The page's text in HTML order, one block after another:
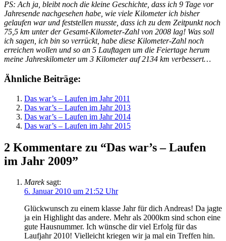
PS: Ach ja, bleibt noch die kleine Geschichte, dass ich 9 Tage vor
Jahresende nachgesehen habe, wie viele Kilometer ich bisher
gelaufen war und feststellen musste, dass ich zu dem Zeitpunkt noch
75,5 km unter der Gesamt-Kilometer-Zahl von 2008 lag! Was soll
ich sagen, ich bin so verrückt, habe diese Kilometer-Zahl noch
erreichen wollen und so an 5 Lauftagen um die Feiertage herum
meine Jahreskilometer um 3 Kilometer auf 2134 km verbessert…
Ähnliche Beiträge:
Das war’s – Laufen im Jahr 2011
Das war’s – Laufen im Jahr 2013
Das war’s – Laufen im Jahr 2014
Das war’s – Laufen im Jahr 2015
2 Kommentare zu “Das war’s – Laufen
im Jahr 2009”
Marek sagt:
6. Januar 2010 um 21:52 Uhr
Glückwunsch zu einem klasse Jahr für dich Andreas! Da jagte
ja ein Highlight das andere. Mehr als 2000km sind schon eine
gute Hausnummer. Ich wünsche dir viel Erfolg für das
Laufjahr 2010! Vielleicht kriegen wir ja mal ein Treffen hin.